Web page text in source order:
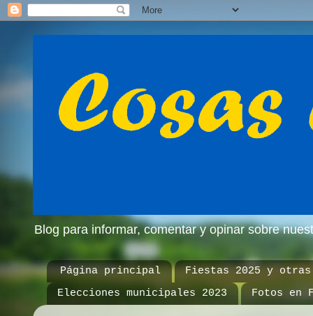
Blog para informar, comentar y opinar sobre
Página principal
Fiestas 2025 y otras
Elecciones municipales 2023
Fotos en